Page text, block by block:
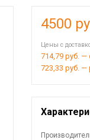
4500
Цены с
714,79 руб. —
723,33 руб. —